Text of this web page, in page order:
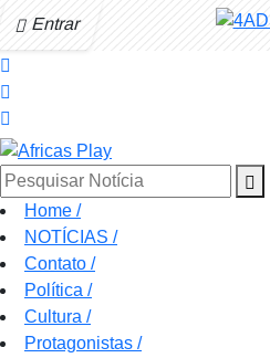
Entrar
Pesquisar Notícia
Home /
NOTÍCIAS /
Contato /
Política /
Cultura /
Protagonistas /